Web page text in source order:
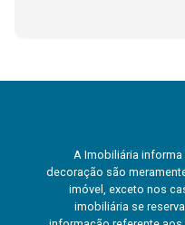
A Imobiliária
decoração são
imóvel, exceto nos
imobiliária se